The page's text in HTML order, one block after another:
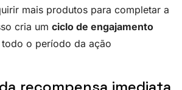
mais produtos para completar a
cria um ciclo de engajamento
todo o período da ação